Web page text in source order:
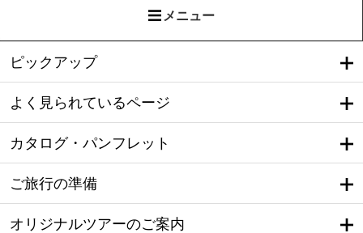
メニュー
ピックアップ
よく見られているページ
カタログ・パンフレット
ご旅行の準備
オリジナルツアーのご案内